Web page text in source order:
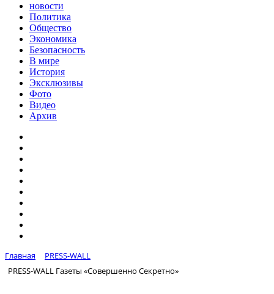
новости
Политика
Общество
Экономика
Безопасность
В мире
История
Эксклюзивы
Фото
Видео
Архив
Главная
PRESS-WALL
PRESS-WALL Газеты «Совершенно Секретно»